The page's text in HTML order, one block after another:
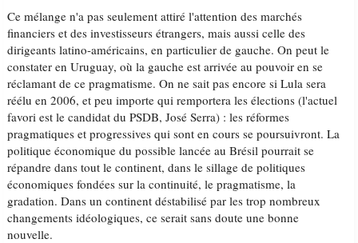
Ce mélange n'a pas seulement attiré l'attention des marchés
financiers et des investisseurs étrangers, mais aussi celle des
dirigeants latino-américains, en particulier de gauche. On peut le
constater en Uruguay, où la gauche est arrivée au pouvoir en se
réclamant de ce pragmatisme. On ne sait pas encore si Lula sera
réélu en 2006, et peu importe qui remportera les élections (l'actuel
favori est le candidat du PSDB, José Serra) : les réformes
pragmatiques et progressives qui sont en cours se poursuivront. La
politique économique du possible lancée au Brésil pourrait se
répandre dans tout le continent, dans le sillage de politiques
économiques fondées sur la continuité, le pragmatisme, la
gradation. Dans un continent déstabilisé par les trop nombreux
changements idéologiques, ce serait sans doute une bonne
nouvelle.